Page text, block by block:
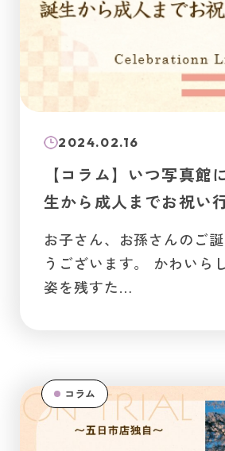
2024.02.16
【コラム】いつ写真館
生から成人までお祝い
お子さん、お孫さんのご
うございます。 かわいら
姿を残すた…
コラム